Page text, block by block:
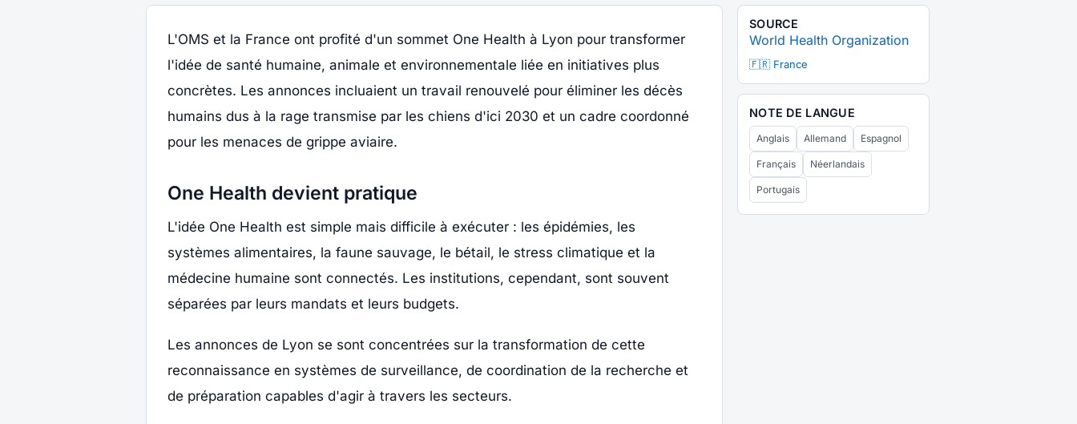
L'OMS et la France ont profité d'un sommet One Health à Lyon pour transformer
l'idée de santé humaine, animale et environnementale liée en initiatives plus
concrètes. Les annonces incluaient un travail renouvelé pour éliminer les décès
humains dus à la rage transmise par les chiens d'ici 2030 et un cadre coordonné
pour les menaces de grippe aviaire.
One Health devient pratique
L'idée One Health est simple mais difficile à exécuter : les épidémies, les
systèmes alimentaires, la faune sauvage, le bétail, le stress climatique et la
médecine humaine sont connectés. Les institutions, cependant, sont souvent
séparées par leurs mandats et leurs budgets.
Les annonces de Lyon se sont concentrées sur la transformation de cette
reconnaissance en systèmes de surveillance, de coordination de la recherche et
de préparation capables d'agir à travers les secteurs.
SOURCE
World Health Organization
🇫🇷 France
NOTE DE LANGUE
Anglais Allemand Espagnol
Français Néerlandais
Portugais